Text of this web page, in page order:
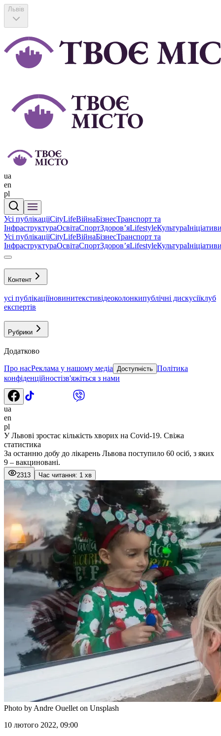
Львів
ua
en
pl
Усі публікаціїCityLifeВійнаБізнесТранспорт та
ІнфраструктураОсвітаСпортЗдоровʼяLifestyleКультура
Усі публікаціїCityLifeВійнаБізнесТранспорт та
ІнфраструктураОсвітаСпортЗдоровʼяLifestyleКультура
Контент
усі публікаціїновинитекстивідеоколонкипублічні дискусіїклуб
експертів
Рубрики
Додатково
Про насРеклама у нашому медіа Доступність Політика
конфіденційностізв'яжіться з нами
ua
en
pl
У Львові зростає кількість хворих на Covid-19. Свіжа
статистика
За останню добу до лікарень Львова поступило 60 осіб, з яких
9 – вакциновані.
2313 Час читання: 1 хв
Photo by Andre Ouellet on Unsplash
10 лютого 2022, 09:00